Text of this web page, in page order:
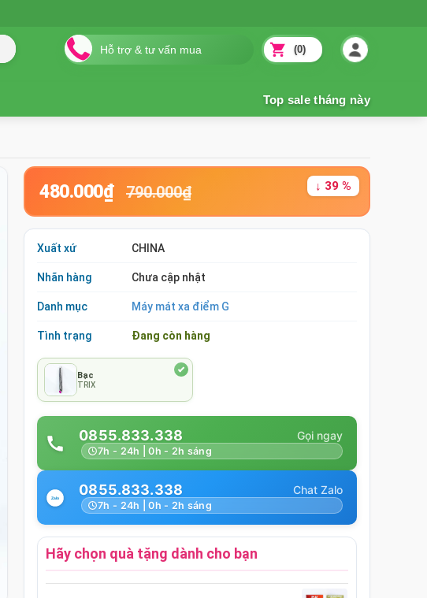
(0)
480.000₫ 790.000₫ ↓ 39 %
Xuất xứ CHINA
Nhãn hàng Chưa cập nhật
Danh mục Máy mát xa điểm G
Tình trạng Đang còn hàng
Bạc
TRIX
0855.833.338
7h - 24h | 0h - 2h sáng
0855.833.338
7h - 24h | 0h - 2h sáng
Hãy chọn quà tặng dành cho bạn